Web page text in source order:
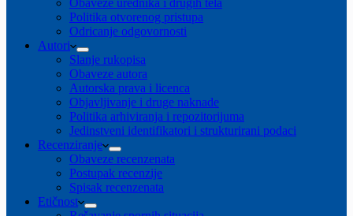
Politika otvorenog pristupa
Odricanje odgovornosti
Autori
Slanje rukopisa
Obaveze autora
Autorska prava i licenca
Objavljivanje i druge naknade
Politika arhiviranja i repozitorijuma
Jedinstveni identifikatori i strukturirani podaci
Recenziranje
Obaveze recenzenata
Postupak recenzije
Spisak recenzenata
Etičnost